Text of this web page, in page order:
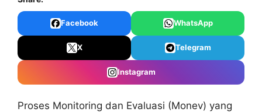
Facebook WhatsApp
X Telegram
Instagram
Proses Monitoring dan Evaluasi (Monev) yang